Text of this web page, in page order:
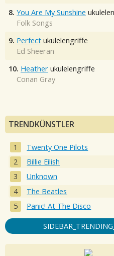
8. You Are My Sunshine
Folk Songs
9. Perfect ukulelengriffe
Ed Sheeran
10. Heather ukulelengriffe
Conan Gray
TRENDKÜNSTLER
Twenty One Pilots
Billie Eilish
Unknown
The Beatles
Panic! At The Disco